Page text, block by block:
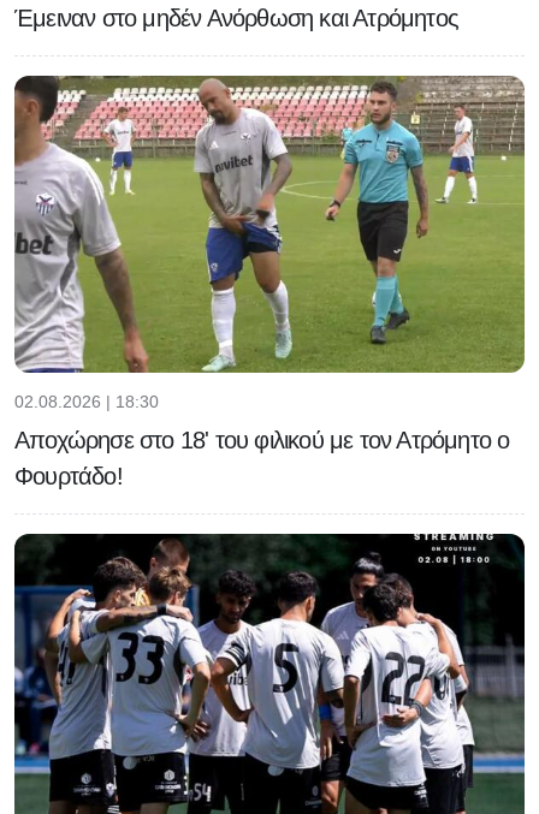
Έμειναν στο μηδέν Ανόρθωση και Ατρόμητος
02.08.2026 | 18:30
Αποχώρησε στο 18' του φιλικού με τον Ατρόμητο ο
Φουρτάδο!